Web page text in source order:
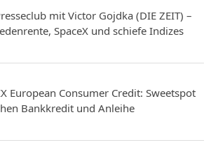
mit Victor Gojdka (DIE ZEIT) –
SpaceX und schiefe Indizes
European Consumer Credit: Sweetspot
Bankkredit und Anleihe